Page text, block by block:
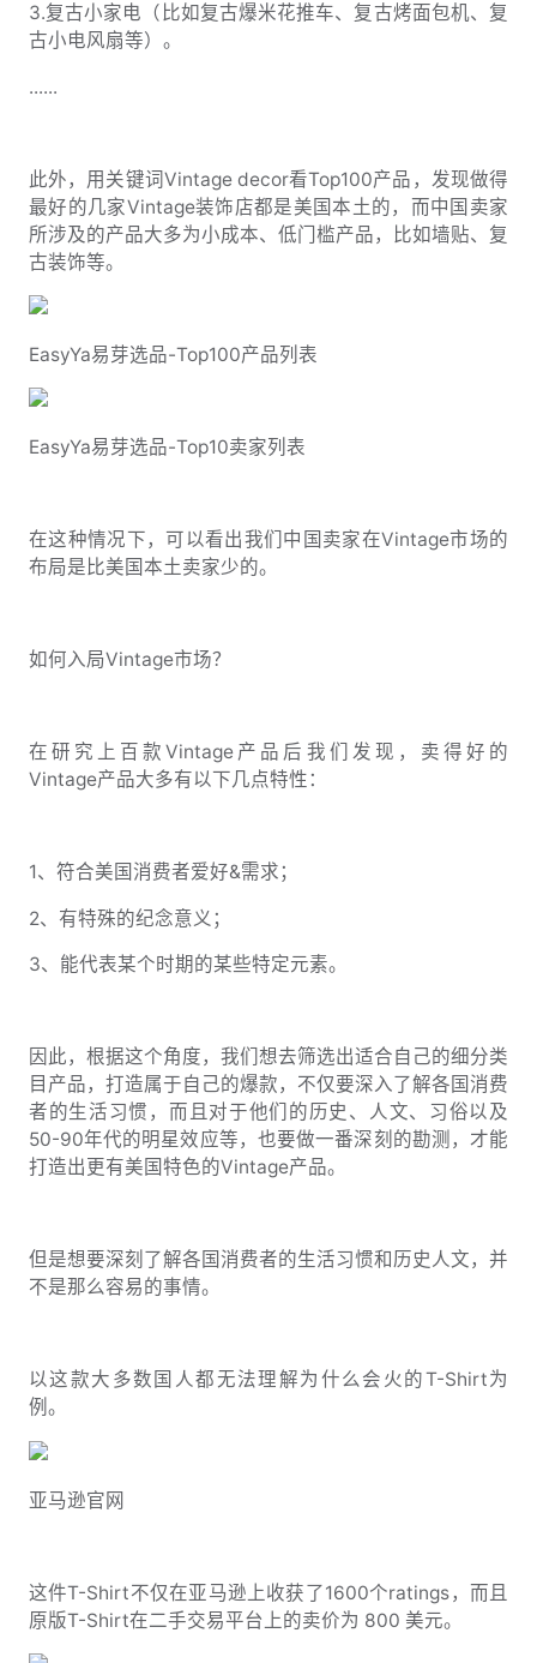
3.复古小家电（比如复古爆米花推车、复古烤面包机、复
古小电风扇等）。
......
此外，用关键词Vintage decor看Top100产品，发现做得
最好的几家Vintage装饰店都是美国本土的，而中国卖家
所涉及的产品大多为小成本、低门槛产品，比如墙贴、复
古装饰等。
EasyYa易芽选品-Top100产品列表
EasyYa易芽选品-Top10卖家列表
在这种情况下，可以看出我们中国卖家在Vintage市场的
布局是比美国本土卖家少的。
如何入局Vintage市场？
在研究上百款Vintage产品后我们发现，卖得好的
Vintage产品大多有以下几点特性：
1、符合美国消费者爱好&需求；
2、有特殊的纪念意义；
3、能代表某个时期的某些特定元素。
因此，根据这个角度，我们想去筛选出适合自己的细分类
目产品，打造属于自己的爆款，不仅要深入了解各国消费
者的生活习惯，而且对于他们的历史、人文、习俗以及
50-90年代的明星效应等，也要做一番深刻的勘测，才能
打造出更有美国特色的Vintage产品。
但是想要深刻了解各国消费者的生活习惯和历史人文，并
不是那么容易的事情。
以这款大多数国人都无法理解为什么会火的T-Shirt为
例。
亚马逊官网
这件T-Shirt不仅在亚马逊上收获了1600个ratings，而且
原版T-Shirt在二手交易平台上的卖价为 800 美元。